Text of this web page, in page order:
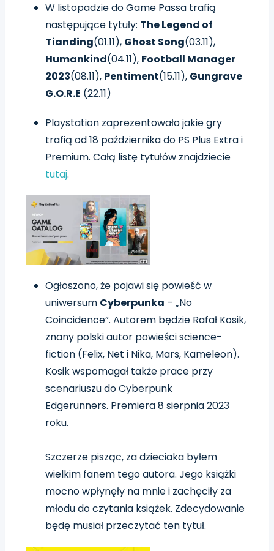
W listopadzie do Game Passa trafią
następujące tytuły: The Legend of
Tianding(01.11), Ghost Song(03.11),
Humankind(04.11), Football Manager
2023(08.11), Pentiment(15.11), Gungrave
G.O.R.E (22.11)
Playstation zaprezentowało jakie gry
trafią od 18 października do PS Plus Extra i
Premium. Całą listę tytułów znajdziecie
tutaj.
Ogłoszono, że pojawi się powieść w
uniwersum Cyberpunka – „No
Coincidence”. Autorem będzie Rafał Kosik,
znany polski autor powieści science-
fiction (Felix, Net i Nika, Mars, Kameleon).
Kosik wspomagał także prace przy
scenariuszu do Cyberpunk
Edgerunners. Premiera 8 sierpnia 2023
roku.
Szczerze pisząc, za dzieciaka byłem
wielkim fanem tego autora. Jego książki
mocno wpłynęły na mnie i zachęciły za
młodu do czytania książek. Zdecydowanie
będę musiał przeczytać ten tytuł.